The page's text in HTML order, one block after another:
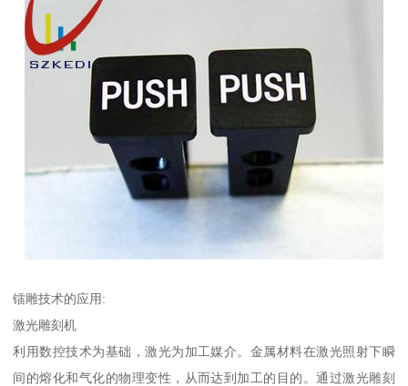
镭雕技术的应用:
激光雕刻机
利用数控技术为基础，激光为加工媒介。金属材料在激光照射下瞬
间的熔化和气化的物理变性，从而达到加工的目的。通过激光雕刻